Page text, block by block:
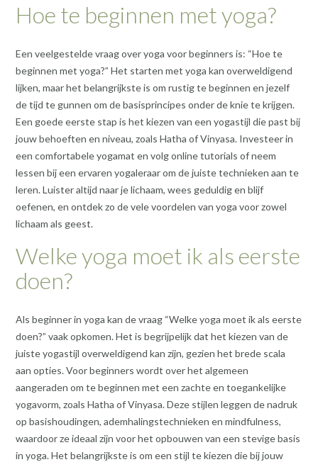
Hoe te beginnen met yoga?
Een veelgestelde vraag over yoga voor beginners is: “Hoe te
beginnen met yoga?” Het starten met yoga kan overweldigend
lijken, maar het belangrijkste is om rustig te beginnen en jezelf
de tijd te gunnen om de basisprincipes onder de knie te krijgen.
Een goede eerste stap is het kiezen van een yogastijl die past bij
jouw behoeften en niveau, zoals Hatha of Vinyasa. Investeer in
een comfortabele yogamat en volg online tutorials of neem
lessen bij een ervaren yogaleraar om de juiste technieken aan te
leren. Luister altijd naar je lichaam, wees geduldig en blijf
oefenen, en ontdek zo de vele voordelen van yoga voor zowel
lichaam als geest.
Welke yoga moet ik als eerste
doen?
Als beginner in yoga kan de vraag “Welke yoga moet ik als eerste
doen?” vaak opkomen. Het is begrijpelijk dat het kiezen van de
juiste yogastijl overweldigend kan zijn, gezien het brede scala
aan opties. Voor beginners wordt over het algemeen
aangeraden om te beginnen met een zachte en toegankelijke
yogavorm, zoals Hatha of Vinyasa. Deze stijlen leggen de nadruk
op basishoudingen, ademhalingstechnieken en mindfulness,
waardoor ze ideaal zijn voor het opbouwen van een stevige basis
in yoga. Het belangrijkste is om een stijl te kiezen die bij jouw